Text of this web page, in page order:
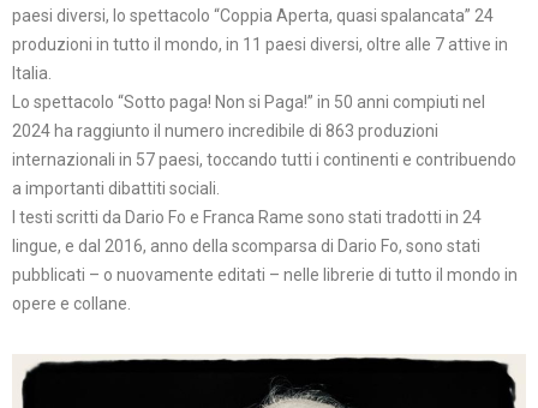
paesi diversi, lo spettacolo “Coppia Aperta, quasi spalancata” 24
produzioni in tutto il mondo, in 11 paesi diversi, oltre alle 7 attive in
Italia.
Lo spettacolo “Sotto paga! Non si Paga!” in 50 anni compiuti nel
2024 ha raggiunto il numero incredibile di 863 produzioni
internazionali in 57 paesi, toccando tutti i continenti e contribuendo
a importanti dibattiti sociali.
I testi scritti da Dario Fo e Franca Rame sono stati tradotti in 24
lingue, e dal 2016, anno della scomparsa di Dario Fo, sono stati
pubblicati – o nuovamente editati – nelle librerie di tutto il mondo in
opere e collane.